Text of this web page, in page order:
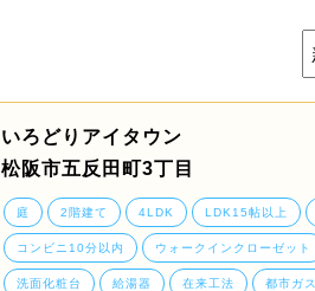
いろどりアイタウン
松阪市五反田町3丁目
庭 2階建て 4LDK LDK15帖以上
コンビニ10分以内 ウォークインクローゼット
洗面化粧台 給湯器 在来工法 都市ガス